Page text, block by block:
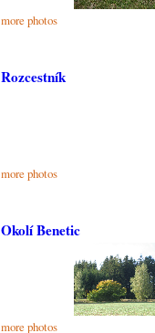
more photos
Rozcestník
more photos
Okolí Benetic
more photos